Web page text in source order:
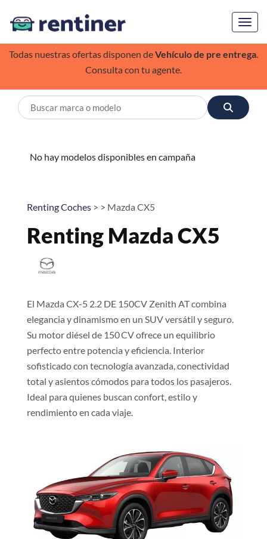
Todas nuestras ofertas disponen deVehículo de pre entrega.
Consulta con tu agente.
No hay modelos disponibles en campaña
Renting Coches > > Mazda CX5
Renting Mazda CX5
ChatGPT Plus
El Mazda CX-5 2.2 DE 150CV Zenith AT combina
elegancia y dinamismo en un SUV versátil y seguro.
Su motor diésel de 150 CV ofrece un equilibrio
perfecto entre potencia y eficiencia. Interior
sofisticado con tecnología avanzada, conectividad
total y asientos cómodos para todos los pasajeros.
Ideal para quienes buscan confort, estilo y
rendimiento en cada viaje.